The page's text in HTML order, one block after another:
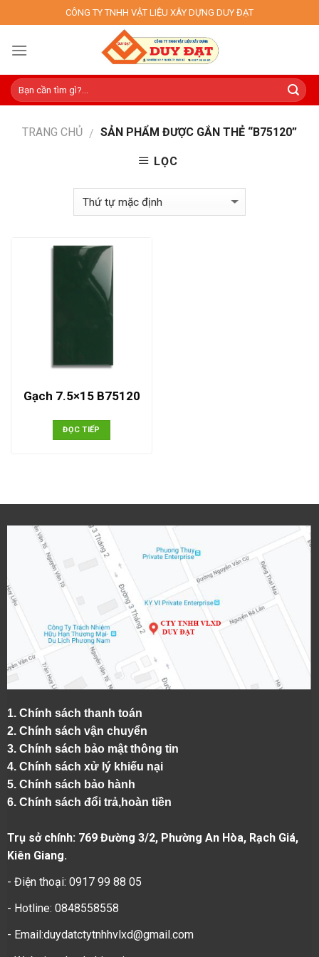
to
content
CÔNG TY TNHH VẬT LIỆU XÂY DỰNG DUY ĐẠT
TRANG CHỦ / SẢN PHẨM ĐƯỢC GẮN THẺ “B75120”
LỌC
Gạch 7.5×15 B75120
ĐỌC TIẾP
1. Chính sách thanh toán
2. Chính sách vận chuyển
3. Chính sách bảo mật thông tin
4. Chính sách xử lý khiếu nại
5. Chính sách bảo hành
6. Chính sách đổi trả,hoàn tiền
Trụ sở chính: 769 Đường 3/2, Phường An Hòa, Rạch Giá,
Kiên Giang.
- Điện thoại: 0917 99 88 05
- Hotline: 0848558558
- Email:duydatctytnhhvlxd@gmail.com